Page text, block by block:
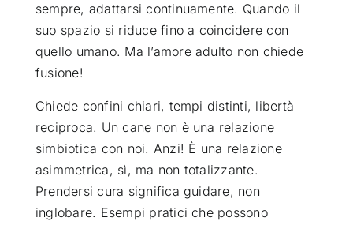
sempre, adattarsi continuamente. Quando il
suo spazio si riduce fino a coincidere con
quello umano. Ma l’amore adulto non chiede
fusione!
Chiede confini chiari, tempi distinti, libertà
reciproca. Un cane non è una relazione
simbiotica con noi. Anzi! È una relazione
asimmetrica, sì, ma non totalizzante.
Prendersi cura significa guidare, non
inglobare. Esempi pratici che possono